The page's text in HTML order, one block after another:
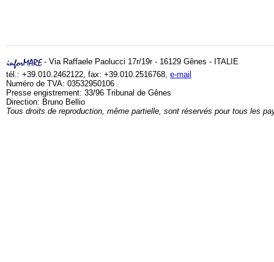
- Via Raffaele Paolucci 17r/19r - 16129 Gênes - ITALIE
tél.: +39.010.2462122, fax: +39.010.2516768, e-mail
Numéro de TVA: 03532950106
Presse engistrement: 33/96 Tribunal de Gênes
Direction: Bruno Bellio
Tous droits de reproduction, même partielle, sont réservés pour tous les